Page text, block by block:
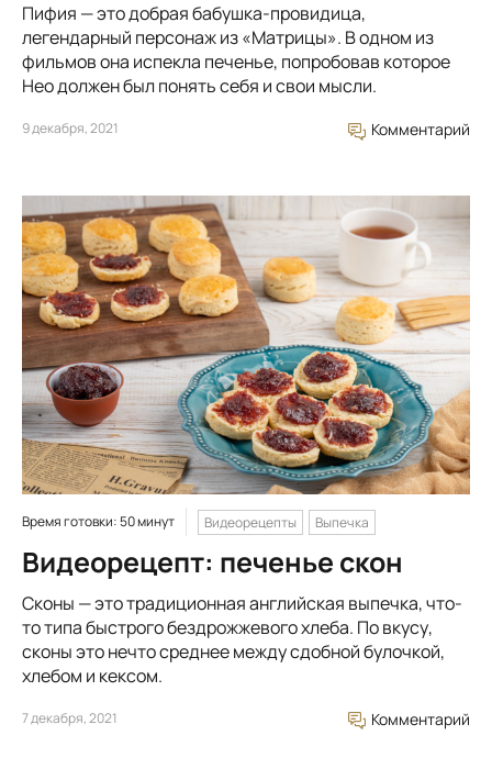
Пифия — это добрая бабушка-провидица,
легендарный персонаж из «Матрицы». В одном из
фильмов она испекла печенье, попробовав которое
Нео должен был понять себя и свои мысли.
9 декабря, 2021 Комментарий
Время готовки: 50 минут Видеорецепты Выпечка
Видеорецепт: печенье скон
Сконы — это традиционная английская выпечка, что-
то типа быстрого бездрожжевого хлеба. По вкусу,
сконы это нечто среднее между сдобной булочкой,
хлебом и кексом.
7 декабря, 2021 Комментарий